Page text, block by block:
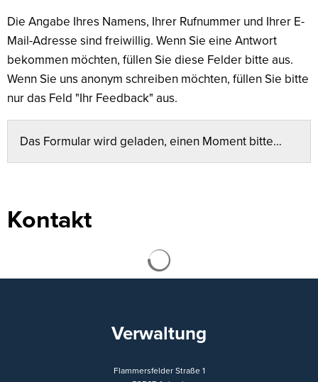
Die Angabe Ihres Namens, Ihrer Rufnummer und Ihrer E-
Mail-Adresse sind freiwillig. Wenn Sie eine Antwort
bekommen möchten, füllen Sie diese Felder bitte aus.
Wenn Sie uns anonym schreiben möchten, füllen Sie bitte
nur das Feld "Ihr Feedback" aus.
Das Formular wird geladen, einen Moment bitte…
Kontakt
Verwaltung
Flammersfelder Straße 1